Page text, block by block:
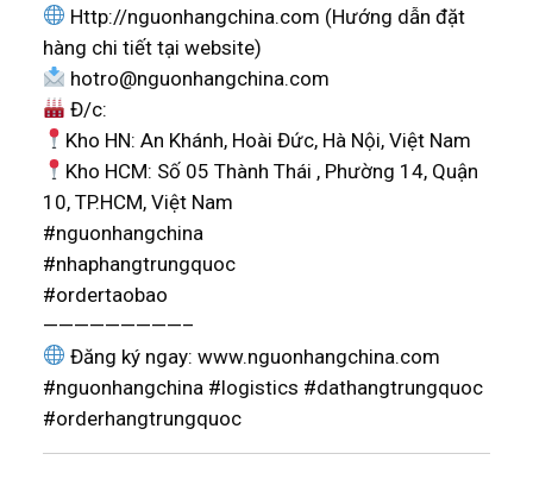
Http://nguonhangchina.com (Hướng dẫn đặt
hàng chi tiết tại website)
hotro@nguonhangchina.com
Đ/c:
Kho HN: An Khánh, Hoài Đức, Hà Nội, Việt Nam
Kho HCM: Số 05 Thành Thái , Phường 14, Quận
10, TP.HCM, Việt Nam
#nguonhangchina
#nhaphangtrungquoc
#ordertaobao
—————————–
Đăng ký ngay: www.nguonhangchina.com
#nguonhangchina #logistics #dathangtrungquoc
#orderhangtrungquoc